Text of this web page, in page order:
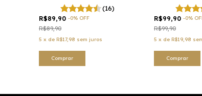
(16)
R$89,90 -0% OFF
R$89,90
5 x de R$17,98 sem juros
Comprar
R$99,90 -0%
R$99,90
5 x de R$19,98
Comprar